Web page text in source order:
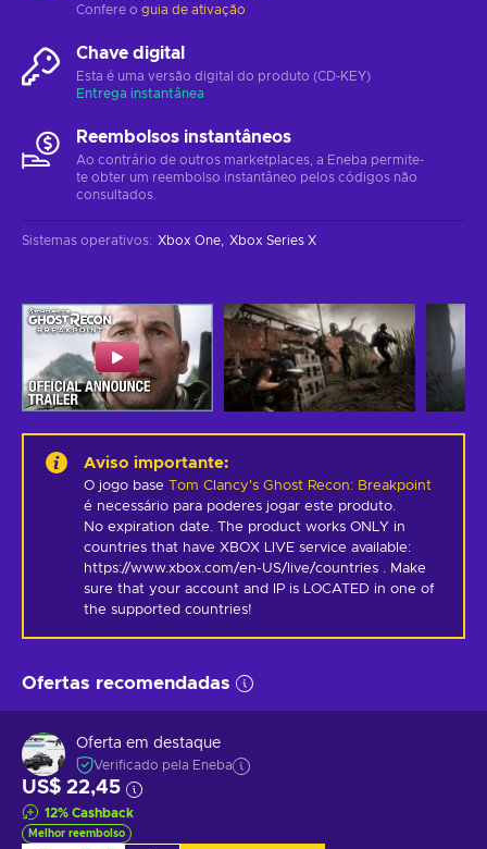
Confere o guia de ativação
Chave digital
Esta é uma versão digital do produto (CD-KEY)
Entrega instantânea
Reembolsos instantâneos
Ao contrário de outros marketplaces, a Eneba permite-
te obter um reembolso instantâneo pelos códigos não
consultados.
Sistemas operativos: Xbox One Xbox Series X
Aviso importante:
O jogo base Tom Clancy's Ghost Recon: Breakpoint
é necessário para poderes jogar este produto.
No expiration date. The product works ONLY in
countries that have XBOX LIVE service available:
https://www.xbox.com/en-US/live/countries . Make
sure that your account and IP is LOCATED in one of
the supported countries!
Ofertas recomendadas
Oferta em destaque
Verificado pela Eneba
US$ 22,45
12% Cashback
Melhor reembolso